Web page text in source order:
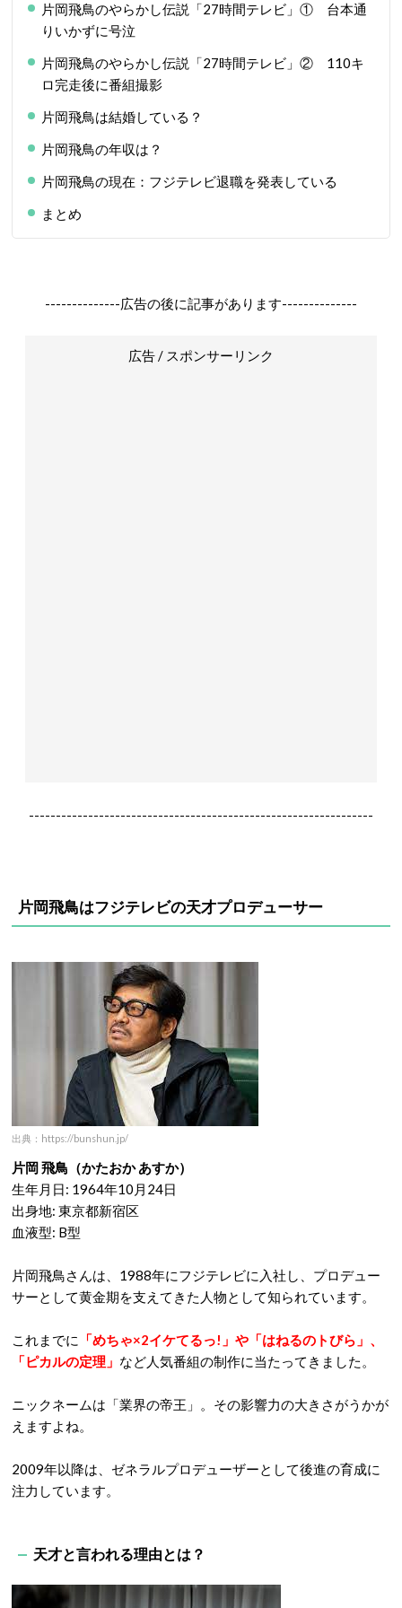
片岡飛鳥のやらかし伝説「27時間テレビ」① 台本通
りいかずに号泣
片岡飛鳥のやらかし伝説「27時間テレビ」② 110キ
ロ完走後に番組撮影
片岡飛鳥は結婚している？
片岡飛鳥の年収は？
片岡飛鳥の現在：フジテレビ退職を発表している
まとめ
--------------広告の後に記事があります--------------
広告 / スポンサーリンク
----------------------------------------------------------------
片岡飛鳥はフジテレビの天才プロデューサー
出典：https://bunshun.jp/
片岡 飛鳥（かたおか あすか）
生年月日: 1964年10月24日
出身地: 東京都新宿区
血液型: B型
片岡飛鳥さんは、1988年にフジテレビに入社し、プロデュー
サーとして黄金期を支えてきた人物として知られています。
これまでに
「めちゃ×2イケてるっ!」や「はねるのトびら」、
「ピカルの定理」 など人気番組の制作に当たってきました。
ニックネームは「業界の帝王」。その影響力の大きさがうかが
えますよね。
2009年以降は、ゼネラルプロデューザーとして後進の育成に
注力しています。
天才と言われる理由とは？